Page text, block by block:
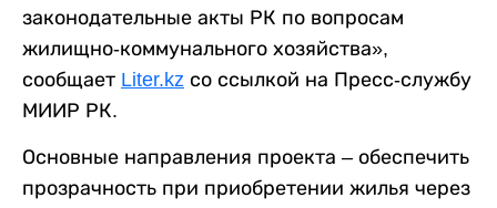
законодательные акты РК по вопросам
жилищно-коммунального хозяйства»,
сообщает Liter.kz со ссылкой на Пресс-службу
МИИР РК.
Основные направления проекта – обеспечить
прозрачность при приобретении жилья через